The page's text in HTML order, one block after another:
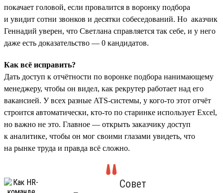
покачает головой, если провалится в воронку подбора
и увидит сотни звонков и десятки собеседований. Но аказчик
Геннадий уверен, что Светлана справляется так себе, и у него
даже есть доказательство — 0 кандидатов.
Как всё исправить?
Дать доступ к отчётности по воронке подбора нанимающему
менеджеру, чтобы он видел, как рекрутер работает над его
вакансией. У всех разные ATS-системы, у кого-то этот отчёт
строится автоматически, кто-то по старинке использует Excel,
но важно не это. Главное — открыть заказчику доступ
к аналитике, чтобы он мог своими глазами увидеть, что
на рынке труда и правда всё сложно.
Совет